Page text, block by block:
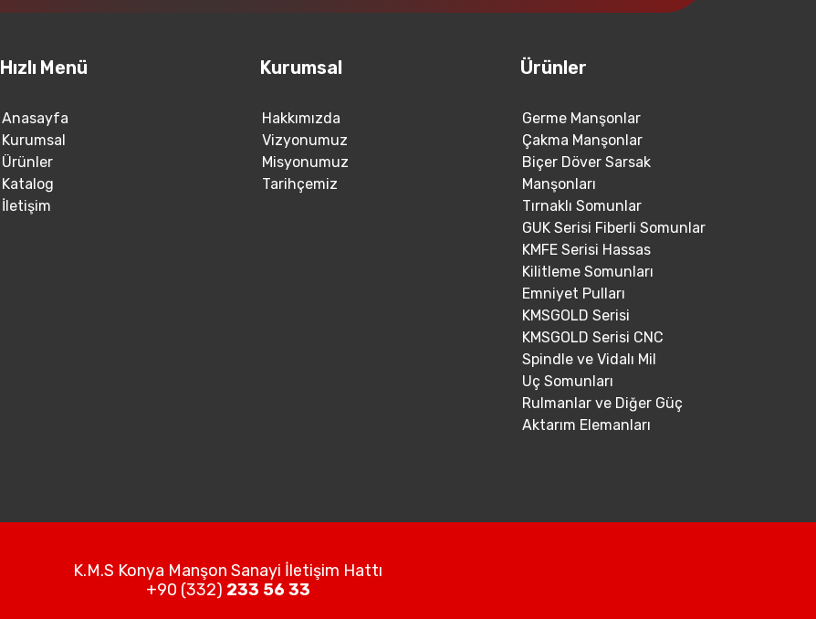
Hızlı Menü
Anasayfa
Kurumsal
Ürünler
Katalog
İletişim
Kurumsal
Hakkımızda
Vizyonumuz
Misyonumuz
Tarihçemiz
Ürünler
Germe Manşonlar
Çakma Manşonlar
Biçer Döver Sarsak
Manşonları
Tırnaklı Somunlar
GUK Serisi Fiberli Somunlar
KMFE Serisi Hassas
Kilitleme Somunları
Emniyet Pulları
KMSGOLD Serisi
KMSGOLD Serisi CNC
Spindle ve Vidalı Mil
Uç Somunları
Rulmanlar ve Diğer Güç
Aktarım Elemanları
K.M.S Konya Manşon Sanayi İletişim Hattı
+90 (332) 233 56 33